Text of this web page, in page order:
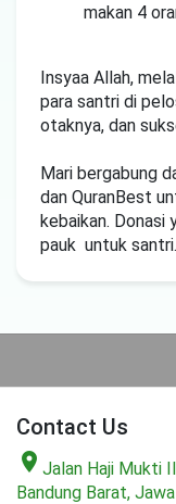
makan 4
Insyaa Allah,
para santri di
otaknya, dan
Mari bergabung
dan QuranBest
kebaikan. Donasi
pauk untuk santri.
Contact Us
location_on Jalan Haji Mukti
Bandung Barat,